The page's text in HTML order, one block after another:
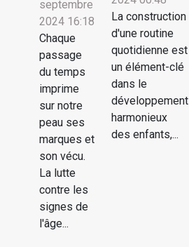
septembre
2024 16:18
Chaque
passage
du temps
imprime
sur notre
peau ses
marques et
son vécu.
La lutte
contre les
signes de
l'âge...
La construction
d'une routine
quotidienne est
un élément-clé
dans le
développement
harmonieux
des enfants,...